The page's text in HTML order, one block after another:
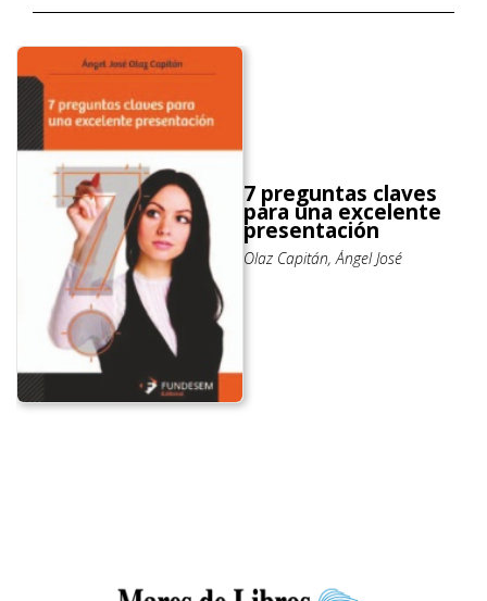
7 preguntas claves
para una excelente
presentación
Olaz Capitán, Ángel José